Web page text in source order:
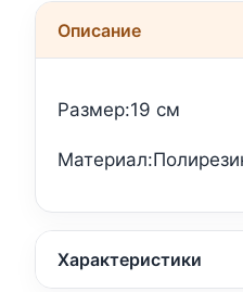
Описание
Размер:19 см
Характеристики